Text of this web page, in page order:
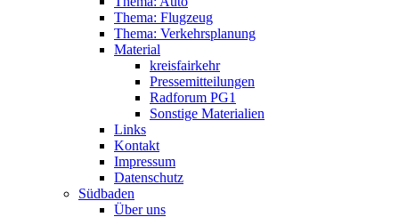
Thema: Flugzeug
Thema: Verkehrsplanung
Material
kreisfairkehr
Pressemitteilungen
Radforum PG1
Sonstige Materialien
Links
Kontakt
Impressum
Datenschutz
Südbaden
Über uns